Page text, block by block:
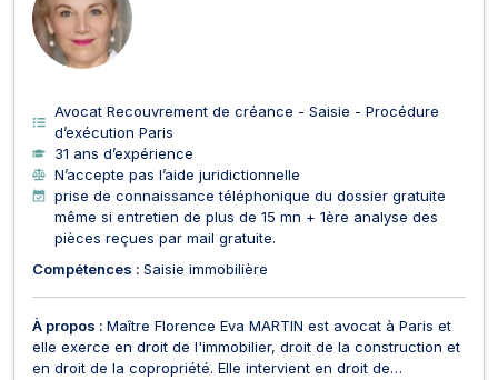
Avocat Recouvrement de créance - Saisie - Procédure
d’exécution Paris
31 ans d’expérience
N’accepte pas l’aide juridictionnelle
prise de connaissance téléphonique du dossier gratuite
même si entretien de plus de 15 mn + 1ère analyse des
pièces reçues par mail gratuite.
Compétences : Saisie immobilière
À propos : Maître Florence Eva MARTIN est avocat à Paris et
elle exerce en droit de l'immobilier, droit de la construction et
en droit de la copropriété. Elle intervient en droit de